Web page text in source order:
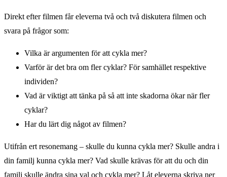
Direkt efter filmen får eleverna två och två diskutera filmen och
svara på frågor som:
Vilka är argumenten för att cykla mer?
Varför är det bra om fler cyklar? För samhället respektive
individen?
Vad är viktigt att tänka på så att inte skadorna ökar när fler
cyklar?
Har du lärt dig något av filmen?
Utifrån ert resonemang – skulle du kunna cykla mer? Skulle andra i
din familj kunna cykla mer? Vad skulle krävas för att du och din
familj skulle ändra sina val och cykla mer? Låt eleverna skriva ner